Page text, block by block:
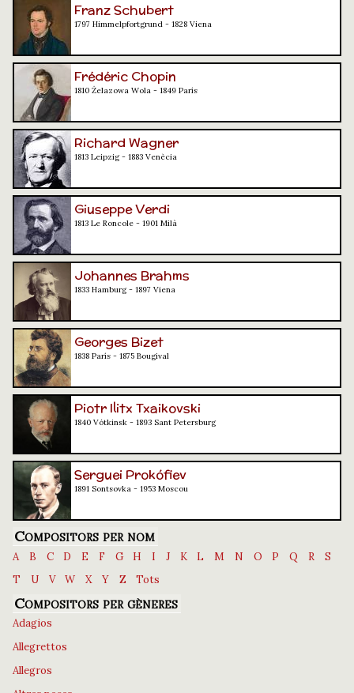
Franz Schubert
1797 Himmelpfortgrund - 1828 Viena
Frédéric Chopin
1810 Żelazowa Wola - 1849 París
Richard Wagner
1813 Leipzig - 1883 Venècia
Giuseppe Verdi
1813 Le Roncole - 1901 Milà
Johannes Brahms
1833 Hamburg - 1897 Viena
Georges Bizet
1838 París - 1875 Bougival
Piotr Ilitx Txaikovski
1840 Vótkinsk - 1893 Sant Petersburg
Serguei Prokófiev
1891 Sontsovka - 1953 Moscou
Compositors per nom
A B C D E F G H I J K L M N O P Q R
S
T
U V W X Y Z Tots
Compositors per gèneres
Adagios
Allegrettos
Allegros